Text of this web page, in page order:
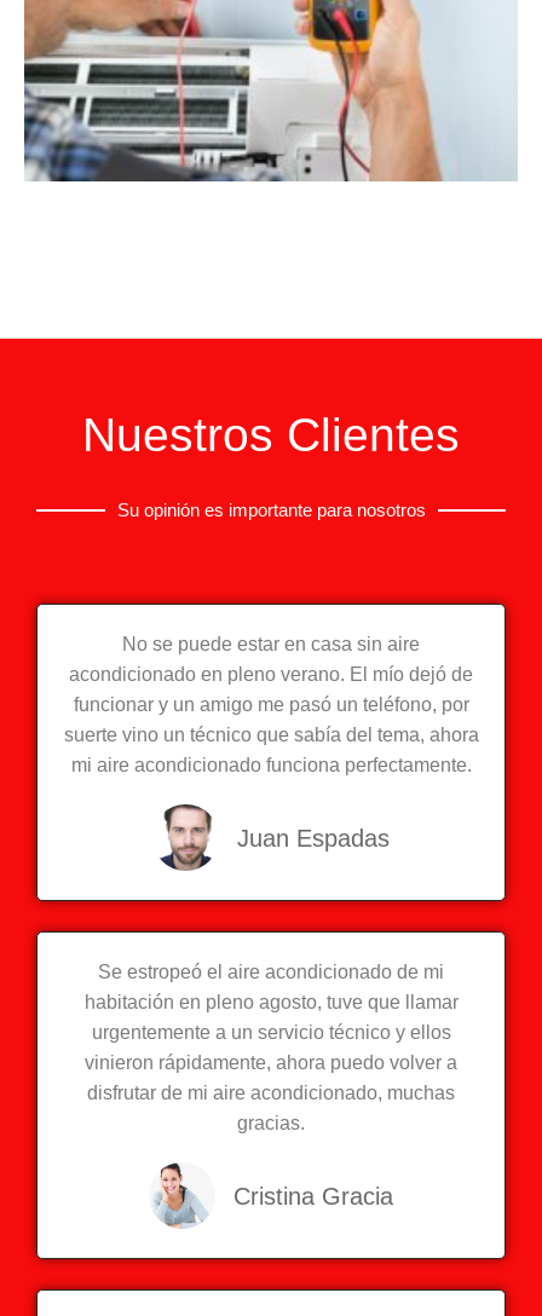
Nuestros Clientes
Su opinión es importante para nosotros
No se puede estar en casa sin aire
acondicionado en pleno verano. El mío dejó de
funcionar y un amigo me pasó un teléfono, por
suerte vino un técnico que sabía del tema, ahora
mi aire acondicionado funciona perfectamente.
Juan Espadas
Se estropeó el aire acondicionado de mi
habitación en pleno agosto, tuve que llamar
urgentemente a un servicio técnico y ellos
vinieron rápidamente, ahora puedo volver a
disfrutar de mi aire acondicionado, muchas
gracias.
Cristina Gracia